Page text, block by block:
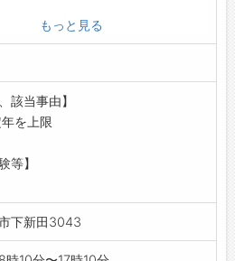
(受注、発注等) ・部品材料発注
手(主に伊那市内)
務あり
併せて、生産状況により出荷手配
ン操作は必須です(事務経験は問
囲:変更なし
もっと見る
該当事由】
を上限
等】
下新田3043